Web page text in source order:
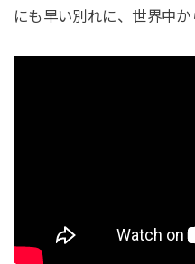
にも早い別れに、世界中か